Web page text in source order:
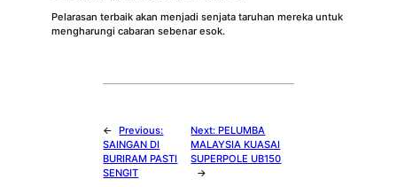
Pelarasan terbaik akan menjadi senjata taruhan mereka untuk
mengharungi cabaran sebenar esok.
←
Previous:
SAINGAN DI
BURIRAM PASTI
SENGIT
Next:PELUMBA
MALAYSIA KUASAI
SUPERPOLE UB150
→